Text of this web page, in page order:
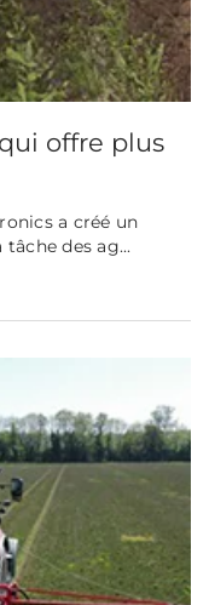
offre plus
a créé un
des ag...